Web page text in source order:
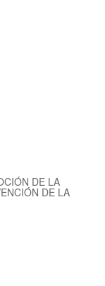
DE LA
DE LA